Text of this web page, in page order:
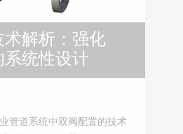
术解析：强化
统性设计
管道系统中双阀配置的技术